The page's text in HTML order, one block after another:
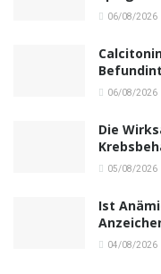
06/08/2026
06/08/2026
Die
05/08/2026
Ist
04/08/2026